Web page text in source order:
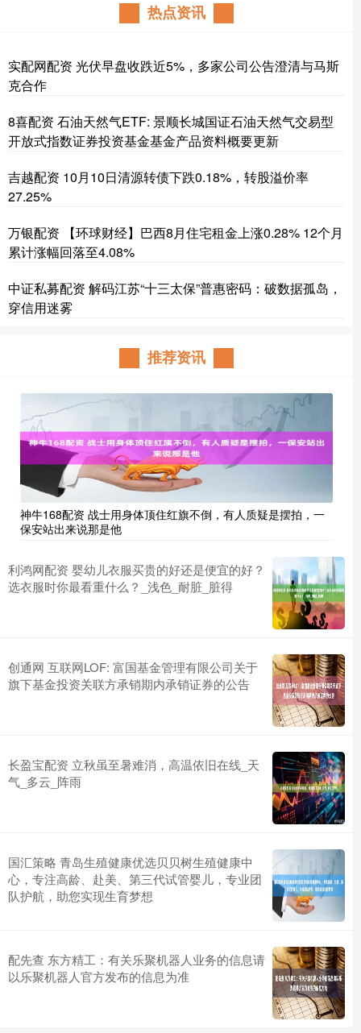
热点资讯
实配网配资 光伏早盘收跌近5%，多家公司公告澄清与马斯
克合作
8喜配资 石油天然气ETF: 景顺长城国证石油天然气交易型
开放式指数证券投资基金基金产品资料概要更新
吉越配资 10月10日清源转债下跌0.18%，转股溢价率
27.25%
万银配资 【环球财经】巴西8月住宅租金上涨0.28% 12个月
累计涨幅回落至4.08%
中证私募配资 解码江苏“十三太保”普惠密码：破数据孤岛，
穿信用迷雾
推荐资讯
神牛168配资 战士用身体顶住红旗不倒，有人质疑是摆拍，一
保安站出来说那是他
利鸿网配资 婴幼儿衣服买贵的好还是便宜的好？
选衣服时你最看重什么？_浅色_耐脏_脏得
创通网 互联网LOF: 富国基金管理有限公司关于
旗下基金投资关联方承销期内承销证券的公告
长盈宝配资 立秋虽至暑难消，高温依旧在线_天
气_多云_阵雨
国汇策略 青岛生殖健康优选贝贝树生殖健康中
心，专注高龄、赴美、第三代试管婴儿，专业团
队护航，助您实现生育梦想
配先查 东方精工：有关乐聚机器人业务的信息请
以乐聚机器人官方发布的信息为准